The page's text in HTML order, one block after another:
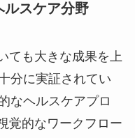
スケア分野
ても大きな成果を上
分に実証されてい
なヘルスケアプロ
覚的なワークフロー